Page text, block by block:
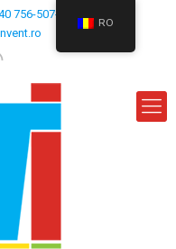
756-507-744
RO